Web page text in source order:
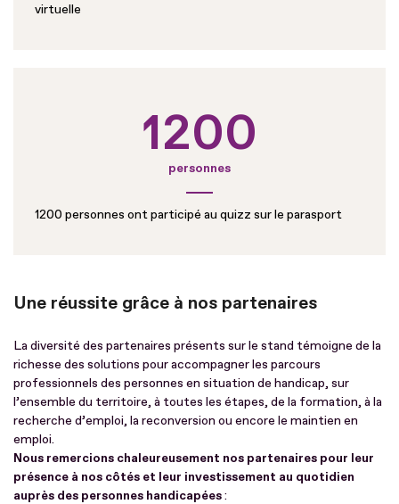
virtuelle
1200
personnes
1200 personnes ont participé au quizz sur le parasport
Une réussite grâce à nos partenaires
La diversité des partenaires présents sur le stand témoigne de la
richesse des solutions pour accompagner les parcours
professionnels des personnes en situation de handicap, sur
l’ensemble du territoire, à toutes les étapes, de la formation, à la
recherche d’emploi, la reconversion ou encore le maintien en
emploi.
Nous remercions chaleureusement nos partenaires pour leur
présence à nos côtés et leur investissement au quotidien
auprès des personnes handicapées: